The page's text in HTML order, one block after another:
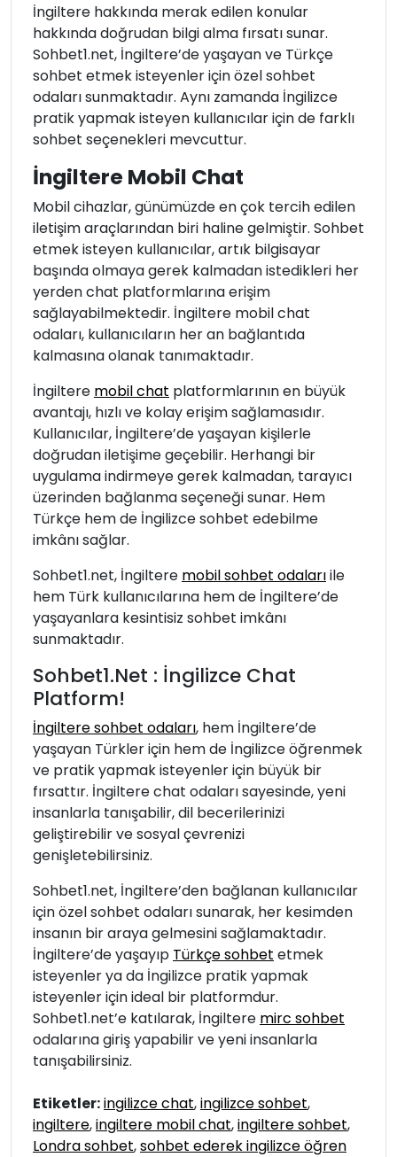
İngiltere hakkında merak edilen konular
hakkında doğrudan bilgi alma fırsatı sunar.
Sohbet1.net, İngiltere’de yaşayan ve Türkçe
sohbet etmek isteyenler için özel sohbet
odaları sunmaktadır. Aynı zamanda İngilizce
pratik yapmak isteyen kullanıcılar için de farklı
sohbet seçenekleri mevcuttur.
İngiltere Mobil Chat
Mobil cihazlar, günümüzde en çok tercih edilen
iletişim araçlarından biri haline gelmiştir. Sohbet
etmek isteyen kullanıcılar, artık bilgisayar
başında olmaya gerek kalmadan istedikleri her
yerden chat platformlarına erişim
sağlayabilmektedir. İngiltere mobil chat
odaları, kullanıcıların her an bağlantıda
kalmasına olanak tanımaktadır.
İngiltere mobil chat platformlarının en büyük
avantajı, hızlı ve kolay erişim sağlamasıdır.
Kullanıcılar, İngiltere’de yaşayan kişilerle
doğrudan iletişime geçebilir. Herhangi bir
uygulama indirmeye gerek kalmadan, tarayıcı
üzerinden bağlanma seçeneği sunar. Hem
Türkçe hem de İngilizce sohbet edebilme
imkânı sağlar.
Sohbet1.net, İngiltere mobil sohbet odalarıile
hem Türk kullanıcılarına hem de İngiltere’de
yaşayanlara kesintisiz sohbet imkânı
sunmaktadır.
Sohbet1.Net : İngilizce Chat
Platform!
İngiltere sohbet odaları, hem İngiltere’de
yaşayan Türkler için hem de İngilizce öğrenmek
ve pratik yapmak isteyenler için büyük bir
fırsattır. İngiltere chat odaları sayesinde, yeni
insanlarla tanışabilir, dil becerilerinizi
geliştirebilir ve sosyal çevrenizi
genişletebilirsiniz.
Sohbet1.net, İngiltere’den bağlanan kullanıcılar
için özel sohbet odaları sunarak, her kesimden
insanın bir araya gelmesini sağlamaktadır.
İngiltere’de yaşayıp Türkçe sohbet etmek
isteyenler ya da İngilizce pratik yapmak
isteyenler için ideal bir platformdur.
Sohbet1.net’e katılarak, İngiltere mirc sohbet
odalarına giriş yapabilir ve yeni insanlarla
tanışabilirsiniz.
Etiketler:ingilizce chat,ingilizce sohbet,
ingiltere,ingiltere mobil chat,ingiltere sohbet,
Londra sohbet,sohbet ederek ingilizce öğren